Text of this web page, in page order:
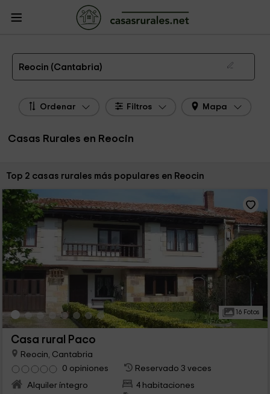
Casas Rurales
Reocin
Las 2 mejores casas rurales en Reocin de 2026
Reocin (Cantabria)
Ordenar Filtros Mapa
Casas Rurales en Reocin
Ordenar por:
Top 2 casas rurales más populares en Reocin
16 Fotos
Casa rural Paco
Reocin, Cantabria
0 opiniones
Reservado 3 veces
Alquiler íntegro
4 habitaciones